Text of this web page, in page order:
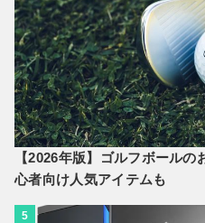
【2026年版】ゴルフボール
心者向け人気アイテムも
5